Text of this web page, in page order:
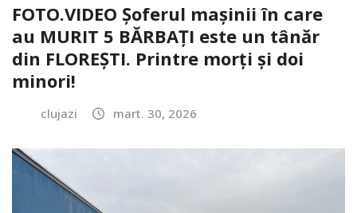
FOTO.VIDEO Șoferul mașinii în care
au MURIT 5 BĂRBAȚI este un tânăr
din FLOREȘTI. Printre morți și doi
minori!
clujazi mart. 30, 2026